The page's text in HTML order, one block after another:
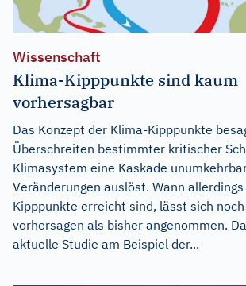
Wissenschaft
Klima-Kipppunkte sind kaum
vorhersagbar
Das Konzept der Klima-Kipppunkte
Überschreiten bestimmter kritischer
Klimasystem eine Kaskade
Veränderungen auslöst. Wann
Kipppunkte erreicht sind, lässt sich
vorhersagen als bisher angenommen.
aktuelle Studie am Beispiel der...